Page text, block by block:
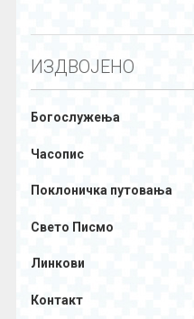
ИЗДВОЈЕНО
Богослужења
Часопис
Поклоничка путовања
Свето Писмо
Линкови
Контакт